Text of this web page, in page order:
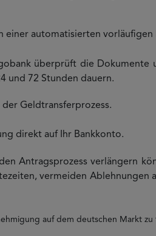
einer automatisierten
überprüft die Dokumente
und 72 Stunden dauern.
Geldtransferprozess.
direkt auf Ihr Bankkonto.
Antragsprozess verlängern
vermeiden Ablehnungen
auf dem deutschen Markt zu